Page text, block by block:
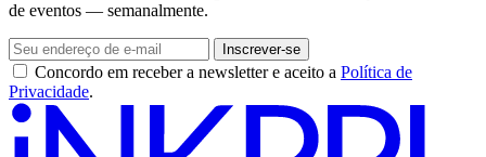
de eventos — semanalmente.
Inscrever-se
Concordo em receber a newsletter e aceito a Política de
Privacidade.